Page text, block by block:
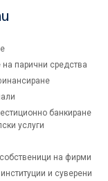
на парични средства
банкиране
услуги
на фирми
и суверени